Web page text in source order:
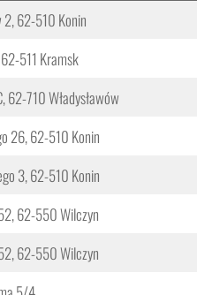
62-510 Konin
511 Kramsk
62-710 Władysławów
26, 62-510 Konin
3, 62-510 Konin
62-550 Wilczyn
62-550 Wilczyn